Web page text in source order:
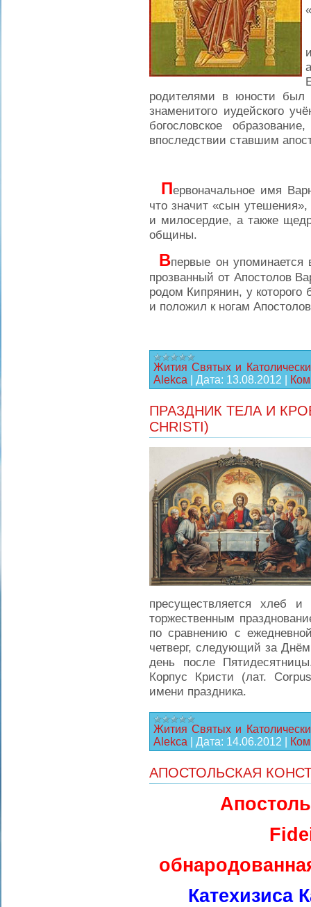
родителями в юности был
знаменитого иудейского
богословское
впоследствии ставшим
Первоначальное имя
что значит «сын
и милосердие, а также
общины.
Впервые он упоминается
прозванный от Апостолов
родом Кипрянин, у
и положил к ногам
Жития Святых и
Alekca
Дата: 13.08.2012
ПРАЗДНИК ТЕЛА И
CHRISTI)
пресуществляется хлеб
торжественным
по сравнению с
четверг, следующий за
день после
Корпус Кристи (лат.
имени праздника.
Жития Святых и
Alekca
Дата: 14.06.2012
АПОСТОЛЬСКАЯ
Катехизиса